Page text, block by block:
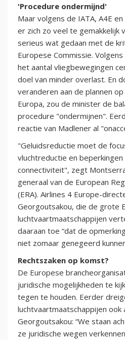
'Procedure ondermijnd'
Maar volgens de IATA, A4E
er zich zo veel te gemakkelijk
serieus wat gedaan met de
Europese Commissie.
het aantal vliegbewegingen
doel van minder overlast. En
veranderen aan de plannen
Europa, zou de minister de
procedure "ondermijnen".
reactie van Madlener al
"Geluidsreductie moet de
vluchtreductie en
connectiviteit", zegt
generaal van de European
(ERA). Airlines 4 Europe-
Georgoutsakou, die de grote
luchtvaartmaatschappijen
daaraan toe “dat de
niet zomaar genegeerd
Rechtszaken op komst?
De Europese
juridische mogelijkheden te
tegen te houden. Eerder
luchtvaartmaatschappijen ook
Georgoutsakou: “We staan
ze juridische wegen